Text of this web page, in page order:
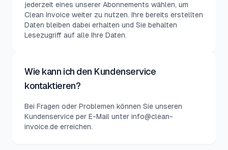
jederzeit eines unserer Abonnements wählen, um
Clean Invoice weiter zu nutzen. Ihre bereits erstellten
Daten bleiben dabei erhalten und Sie behalten
Lesezugriff auf alle Ihre Daten.
Wie kann ich den Kundenservice
kontaktieren?
Bei Fragen oder Problemen können Sie unseren
Kundenservice per E-Mail unter info@clean-
invoice.de erreichen.